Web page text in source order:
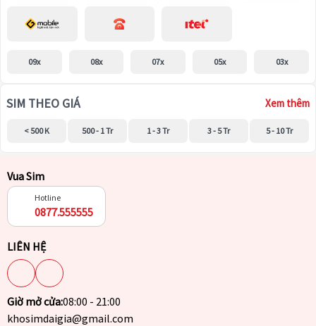
09x 08x 07x 05x 03x
SIM THEO GIÁ Xem thêm
< 500 K 500 - 1 Tr 1 - 3 Tr 3 - 5 Tr 5 - 10 Tr
Vua Sim
Hotline
0877.555555
LIÊN HỆ
Giờ mở cửa:08:00 - 21:00
khosimdaigia@gmail.com